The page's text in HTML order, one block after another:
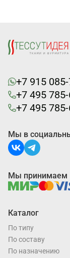
+7 915
+7 495
+7 495
Каталог
По типу
По составу
По назначению
Мы в
Мы принимаем